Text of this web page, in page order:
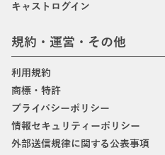
キャストログイン
規約・運営・その他
利用規約
商標・特許
プライバシーポリシー
情報セキュリティーポリシー
外部送信規律に関する公表事項